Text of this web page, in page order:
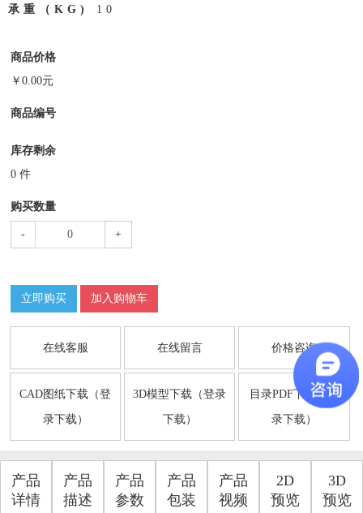
承重（KG) 10
商品价格
￥ 0.00元
商品编号
库存剩余
0 件
购买数量
- +
立即购买 加入购物车
在线客服 在线留言 价格咨询
CAD图纸下载（登
录下载）
3D模型下载（登录
下载）
目录PDF下载（登
录下载）
产品
详情
产品
描述
产品
参数
产品
包装
产品
视频
2D
预览
3D
预览